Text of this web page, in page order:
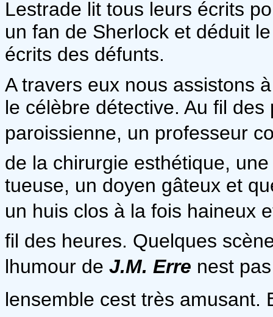
Lestrade lit tous leurs écrits
un fan de Sherlock et déduit
écrits des défunts.
A travers eux nous assistons
le célèbre détective. Au fil
paroissienne, un professeur
de la chirurgie esthétique,
tueuse, un doyen gâteux et
un huis clos à la fois haineux
fil des heures. Quelques
lhumour de J.M. Erre nest
lensemble cest très